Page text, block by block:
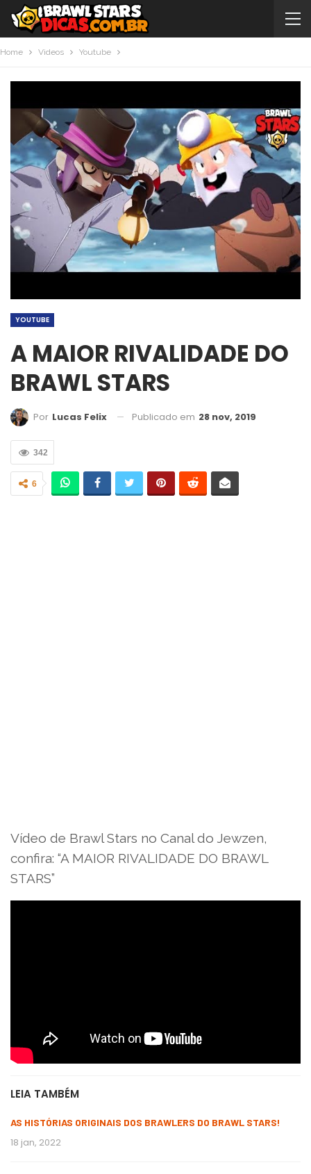
Home Videos Youtube
YOUTUBE
A MAIOR RIVALIDADE DO
BRAWL STARS
Por Lucas Felix Publicado em 28 nov, 2019
342
6
Vídeo de Brawl Stars no Canal do Jewzen,
confira: “A MAIOR RIVALIDADE DO BRAWL
STARS”
LEIA TAMBÉM
AS HISTÓRIAS ORIGINAIS DOS BRAWLERS DO BRAWL STARS!
18 jan, 2022